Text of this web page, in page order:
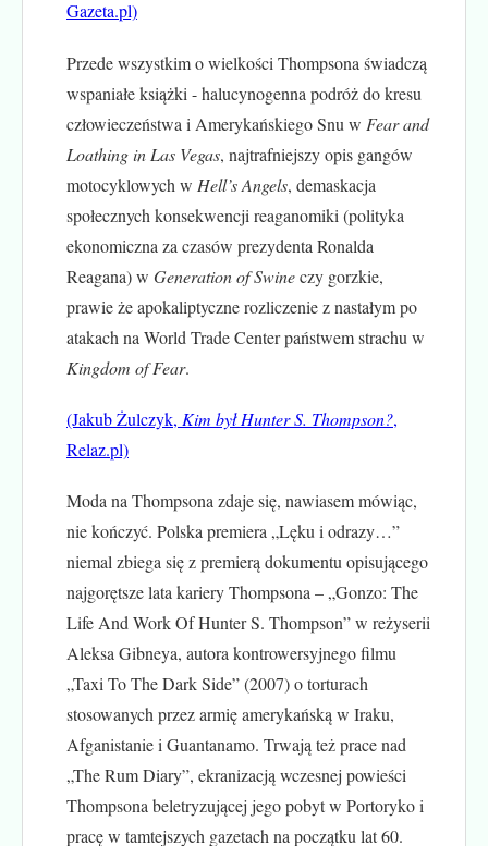
Gazeta.pl)
Przede wszystkim o wielkości Thompsona świadczą
wspaniałe książki - halucynogenna podróż do kresu
człowieczeństwa i Amerykańskiego Snu w Fear and
Loathing in Las Vegas, najtrafniejszy opis gangów
motocyklowych w Hell’s Angels, demaskacja
społecznych konsekwencji reaganomiki (polityka
ekonomiczna za czasów prezydenta Ronalda
Reagana) w Generation of Swineczy gorzkie,
prawie że apokaliptyczne rozliczenie z nastałym po
atakach na World Trade Center państwem strachu w
Kingdom of Fear.
(Jakub Żulczyk, Kim był Hunter S. Thompson?,
Relaz.pl)
Moda na Thompsona zdaje się, nawiasem mówiąc,
nie kończyć. Polska premiera „Lęku i odrazy…”
niemal zbiega się z premierą dokumentu opisującego
najgorętsze lata kariery Thompsona – „Gonzo: The
Life And Work Of Hunter S. Thompson” w reżyserii
Aleksa Gibneya, autora kontrowersyjnego filmu
„Taxi To The Dark Side” (2007) o torturach
stosowanych przez armię amerykańską w Iraku,
Afganistanie i Guantanamo. Trwają też prace nad
„The Rum Diary”, ekranizacją wczesnej powieści
Thompsona beletryzującej jego pobyt w Portoryko i
pracę w tamtejszych gazetach na początku lat 60.